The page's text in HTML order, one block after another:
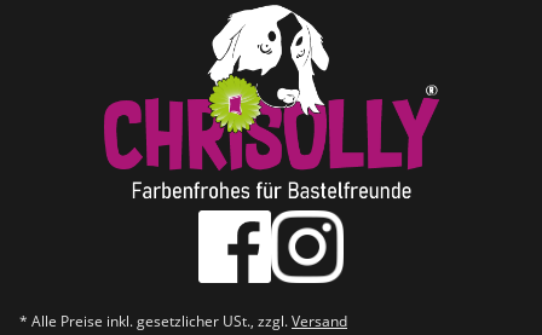
* Alle Preise inkl. gesetzlicher USt., zzgl.Versand